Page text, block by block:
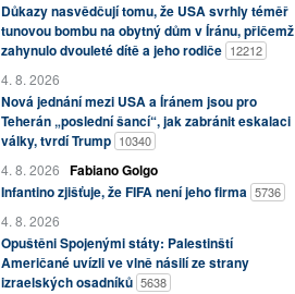
Důkazy nasvědčují tomu, že USA svrhly téměř
tunovou bombu na obytný dům v Íránu, přičemž
zahynulo dvouleté dítě a jeho rodiče 12212
4. 8. 2026
Nová jednání mezi USA a Íránem jsou pro
Teherán „poslední šancí“, jak zabránit eskalaci
války, tvrdí Trump 10340
4. 8. 2026 Fabiano Golgo
Infantino zjišťuje, že FIFA není jeho firma 5736
4. 8. 2026
Opuštěni Spojenými státy: Palestinští
Američané uvízli ve vlně násilí ze strany
izraelských osadníků 5638